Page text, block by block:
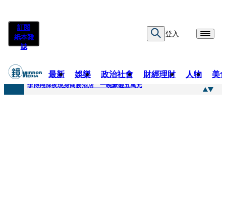
訂閱
紙本雜
誌
登入
最新 娛樂 政治社會 財經理財 人物 美
快訊
李博翔深夜現身商務酒店 一晚豪砸五萬元